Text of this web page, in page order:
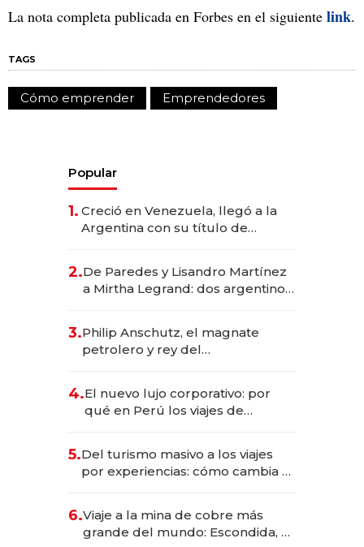
La nota completa publicada en Forbes en el siguiente link.
TAGS
Cómo emprender Emprendedores
Popular
1. Creció en Venezuela, llegó a la
Argentina con su título de
las marcas "fast premium"
2.De Paredes y Lisandro Martínez
a Mirtha Legrand: dos argentinos
3.Philip Anschutz, el magnate
petrolero y rey del
Fénix
4.El nuevo lujo corporativo: por
qué en Perú los viajes de
transformadoras
5.Del turismo masivo a los viajes
por experiencias: cómo cambia el
6.Viaje a la mina de cobre más
grande del mundo: Escondida, el